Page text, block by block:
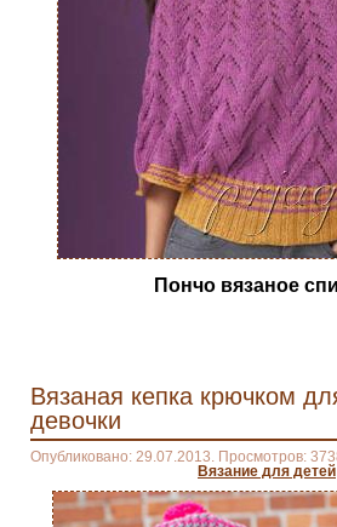
Пончо вязаное
Вязаная кепка крючком
девочки
Опубликовано: 29.07.2013. Просмотров:
Вязание для детей